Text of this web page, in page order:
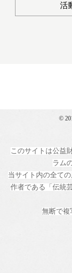
活
©
このサイトは公益
ラム
当サイト内の全て
作者である「伝統
無断で複